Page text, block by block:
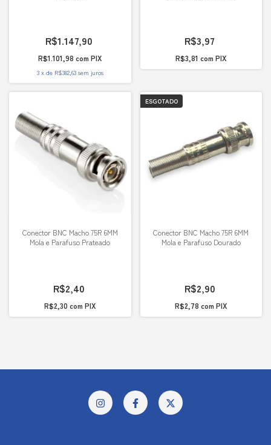
R$1.147,90
R$1.101,98 com PIX
3 x de R$382,63 sem juros
R$3,97
R$3,81 com PIX
Conector BNC Macho 75R 6MM
Mola e Parafuso Prateado
R$2,40
R$2,30 com PIX
ESGOTADO
Conector BNC Macho 75R 6MM
Mola e Parafuso Dourado
R$2,90
R$2,78 com PIX